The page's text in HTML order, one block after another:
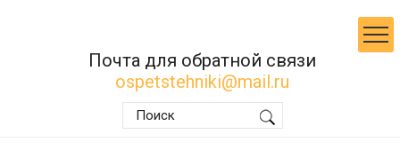
Почта для обратной связи
ospetstehniki@mail.ru